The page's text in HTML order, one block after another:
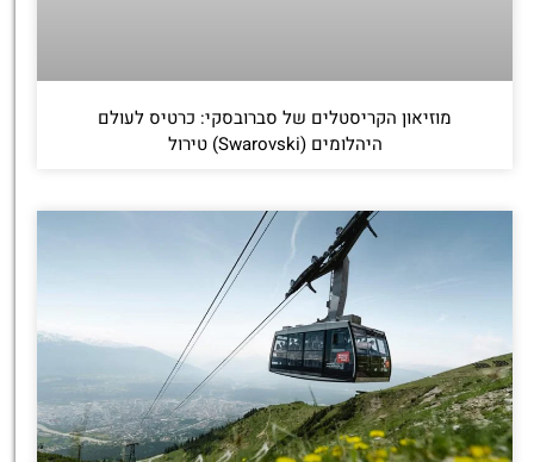
מוזיאון הקריסטלים של סברובסקי: כרטיס לעולם
היהלומים (Swarovski) טירול